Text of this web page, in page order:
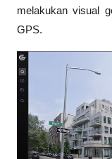
melakukan visual
GPS.